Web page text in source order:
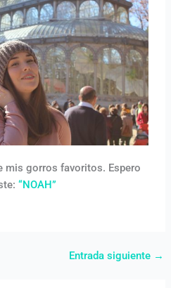
mis gorros favoritos. Espero
“NOAH”
Entrada siguiente →